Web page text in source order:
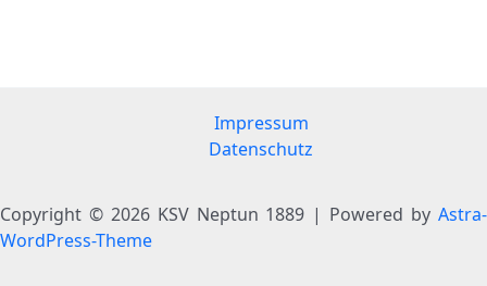
Impressum
Datenschutz
Copyright © 2026 KSV Neptun 1889 | Powered by Astra-
WordPress-Theme